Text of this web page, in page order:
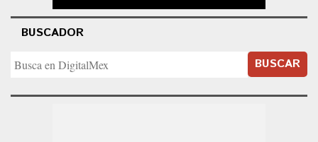
BUSCADOR
BUSCAR